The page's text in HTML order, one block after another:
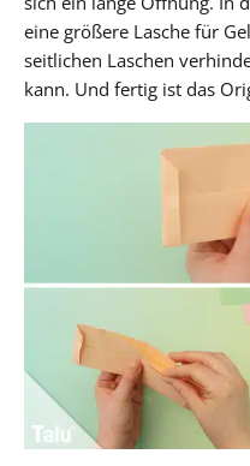
eine größere Lasche für
seitlichen Laschen
kann. Und fertig ist das